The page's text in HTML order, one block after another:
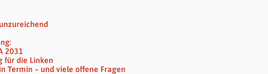
2031
für die Linken
Termin – und viele offene Fragen